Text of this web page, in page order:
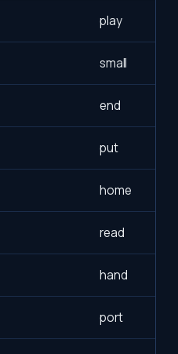
play
small
end
put
home
read
hand
port